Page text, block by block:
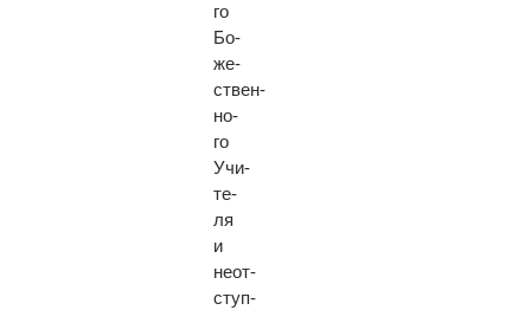
го
Бо­
же­
ствен­
но­
го
Учи­
те­
ля
и
неот­
ступ­